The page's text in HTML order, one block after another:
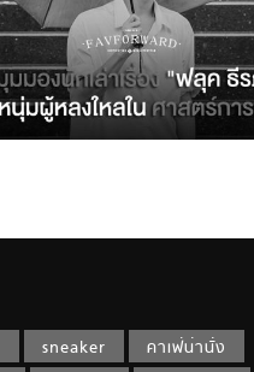
sneaker คาเฟ่น่านั่ง